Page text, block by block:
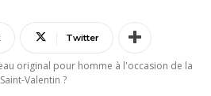
Twitter
original pour homme à l'occasion de la
Saint-Valentin ?